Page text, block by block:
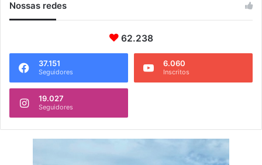
Nossas redes
62.238
37.151
Seguidores
6.060
Inscritos
19.027
Seguidores